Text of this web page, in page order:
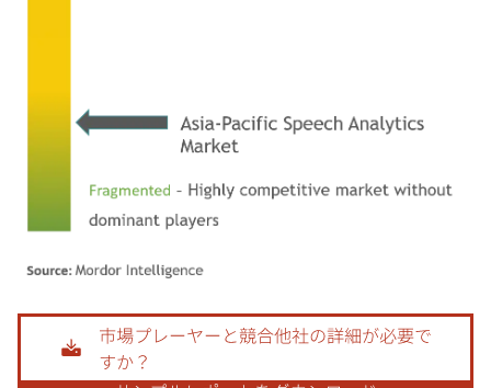
画像 © Mordor Intelligence。再利用にはCC BY 4.0の表示が必要です。